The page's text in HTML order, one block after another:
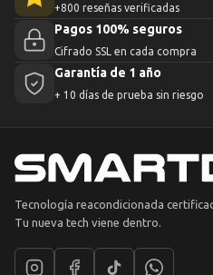
+800 reseñas verificadas
Pagos 100% seguros
Cifrado SSL en cada compra
Garantía de 1 año
+ 10 días de prueba sin riesgo
Tecnología reacondicionada
Tu nueva tech viene dentro.